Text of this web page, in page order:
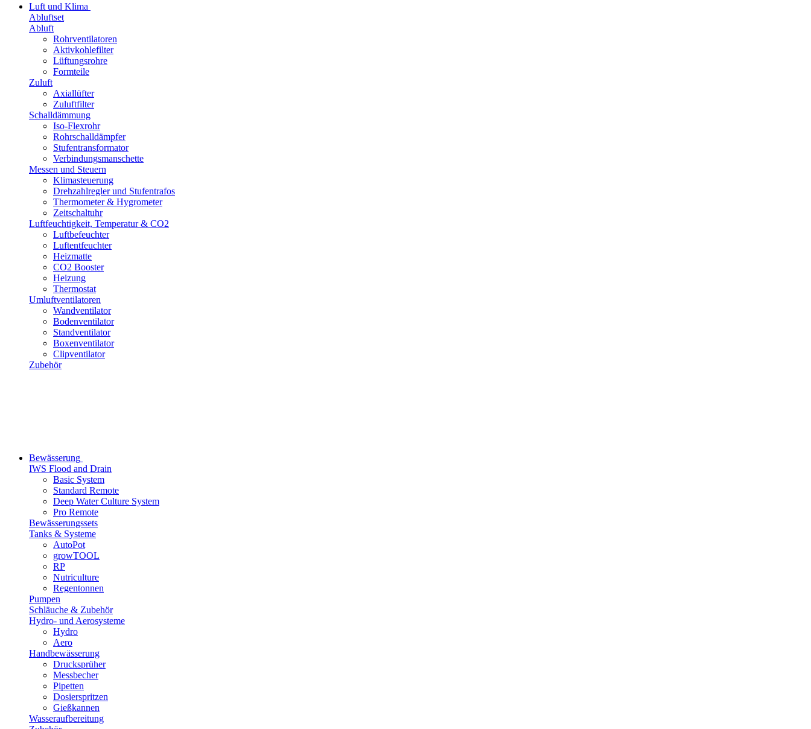
Luft und Klima
Abluftset
Abluft
Rohrventilatoren
Aktivkohlefilter
Lüftungsrohre
Formteile
Zuluft
Axiallüfter
Zuluftfilter
Schalldämmung
Iso-Flexrohr
Rohrschalldämpfer
Stufentransformator
Verbindungsmanschette
Messen und Steuern
Klimasteuerung
Drehzahlregler und Stufentrafos
Thermometer & Hygrometer
Zeitschaltuhr
Luftfeuchtigkeit, Temperatur & CO2
Luftbefeuchter
Luftentfeuchter
Heizmatte
CO2 Booster
Heizung
Thermostat
Umluftventilatoren
Wandventilator
Bodenventilator
Standventilator
Boxenventilator
Clipventilator
Zubehör
Bewässerung
IWS Flood and Drain
Basic System
Standard Remote
Deep Water Culture System
Pro Remote
Bewässerungssets
Tanks & Systeme
AutoPot
growTOOL
RP
Nutriculture
Regentonnen
Pumpen
Schläuche & Zubehör
Hydro- und Aerosysteme
Hydro
Aero
Handbewässerung
Drucksprüher
Messbecher
Pipetten
Dosierspritzen
Gießkannen
Wasseraufbereitung